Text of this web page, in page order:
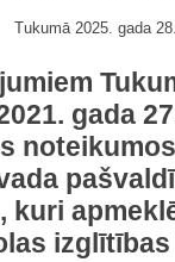
Tukumā 2025. gada
gada
kuri